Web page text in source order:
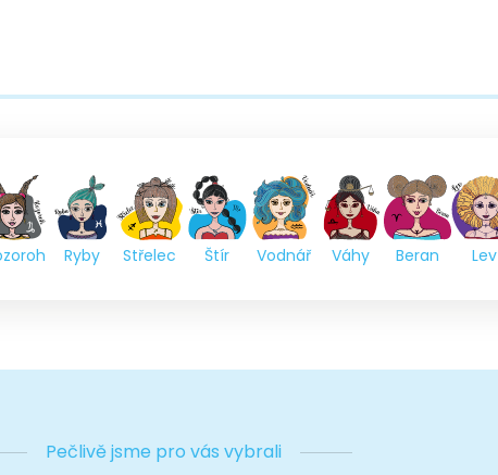
Ryby Střelec Štír Vodnář Váhy Beran Lev
Pečlivě jsme pro vás vybrali